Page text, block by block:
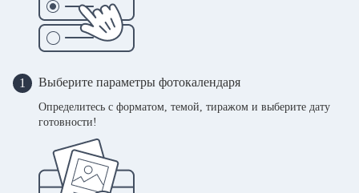
1 Выберите параметры фотокалендаря
Определитесь с форматом, темой, тиражом и выберите дату
готовности!